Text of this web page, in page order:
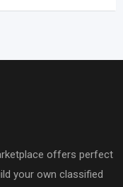
offers perfect
your own classified